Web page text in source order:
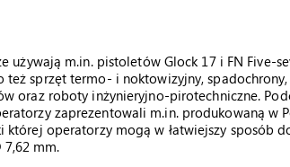
używają m.in. pistoletów Glock 17 i FN Five-
sprzęt termo- i noktowizyjny, spadochrony,
oraz roboty inżynieryjno-pirotechniczne.
zaprezentowali m.in. produkowaną w
której operatorzy mogą w łatwiejszy sposób
mm.